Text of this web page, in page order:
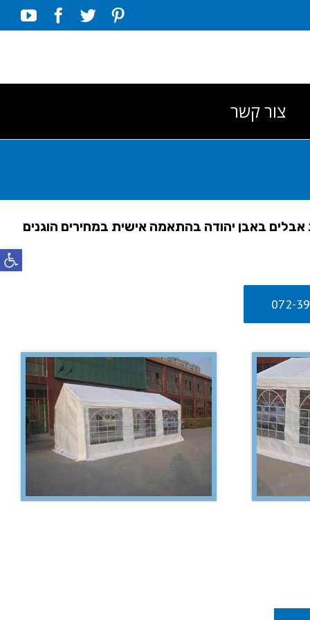
פתח
Pinterest
Twitter
צור קשר
באבן יהודה בהתאמה אישית במחירים הוגנים